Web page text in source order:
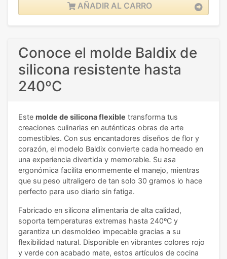
AÑADIR AL CARRO
Conoce el molde Baldix de
silicona resistente hasta
240ºC
Este molde de silicona flexible transforma tus
creaciones culinarias en auténticas obras de arte
comestibles. Con sus encantadores diseños de flor y
corazón, el modelo Baldix convierte cada horneado en
una experiencia divertida y memorable. Su asa
ergonómica facilita enormemente el manejo, mientras
que su peso ultraligero de tan solo 30 gramos lo hace
perfecto para uso diario sin fatiga.
Fabricado en silicona alimentaria de alta calidad,
soporta temperaturas extremas hasta 240ºC y
garantiza un desmoldeo impecable gracias a su
flexibilidad natural. Disponible en vibrantes colores rojo
y verde con acabado mate, estos artículos de cocina